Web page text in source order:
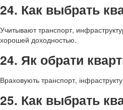
24. Как выбрать
Учитывают транспорт,
хорошей доходностью.
24. Як обрати
Враховують транспорт,
25. Как выбрать